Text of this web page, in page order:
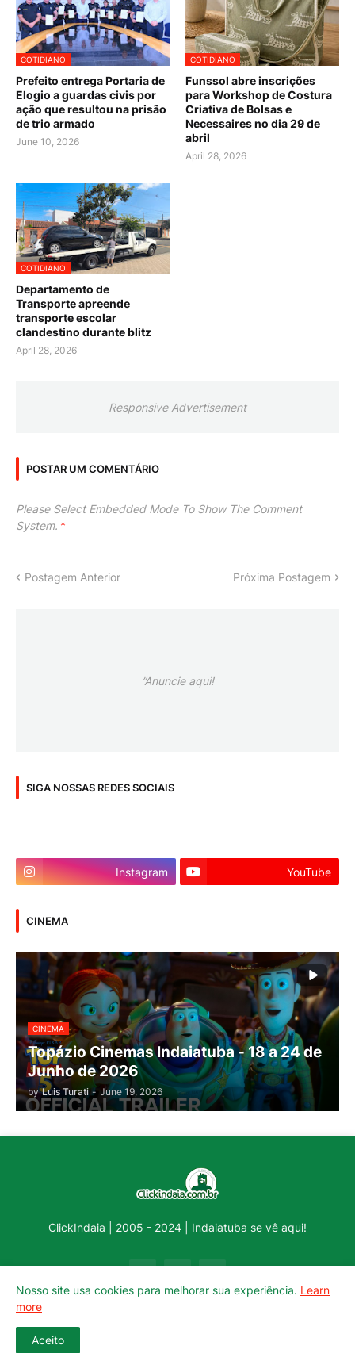
COTIDIANO
Prefeito entrega Portaria de
Elogio a guardas civis por
ação que resultou na prisão
de trio armado
June 10, 2026
COTIDIANO
Funssol abre inscrições
para Workshop de Costura
Criativa de Bolsas e
Necessaires no dia 29 de
abril
April 28, 2026
COTIDIANO
Departamento de
Transporte apreende
transporte escolar
clandestino durante blitz
April 28, 2026
Responsive Advertisement
POSTAR UM COMENTÁRIO
Please Select Embedded Mode To Show The Comment
System. *
Postagem Anterior Próxima Postagem
”Anuncie aqui!
SIGA NOSSAS REDES SOCIAIS
Instagram YouTube
CINEMA
CINEMA
Topázio Cinemas Indaiatuba - 18 a 24 de
Junho de 2026
by Luis Turati - June 19, 2026
ClickIndaia | 2005 - 2024 | Indaiatuba se vê aqui!
Nosso site usa cookies para melhorar sua experiência. Learn
more
Aceito